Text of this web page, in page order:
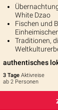
White Dzao
Fischen und
Traditionen,
authentisches
3 Tage Aktivreise
ab 2 Personen